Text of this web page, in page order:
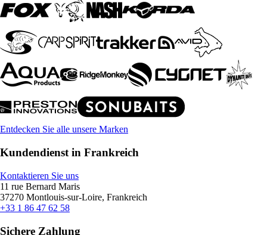
Entdecken Sie alle unsere Marken
Kundendienst in Frankreich
Kontaktieren Sie uns
11 rue Bernard Maris
37270 Montlouis-sur-Loire, Frankreich
+33 1 86 47 62 58
Sichere Zahlung